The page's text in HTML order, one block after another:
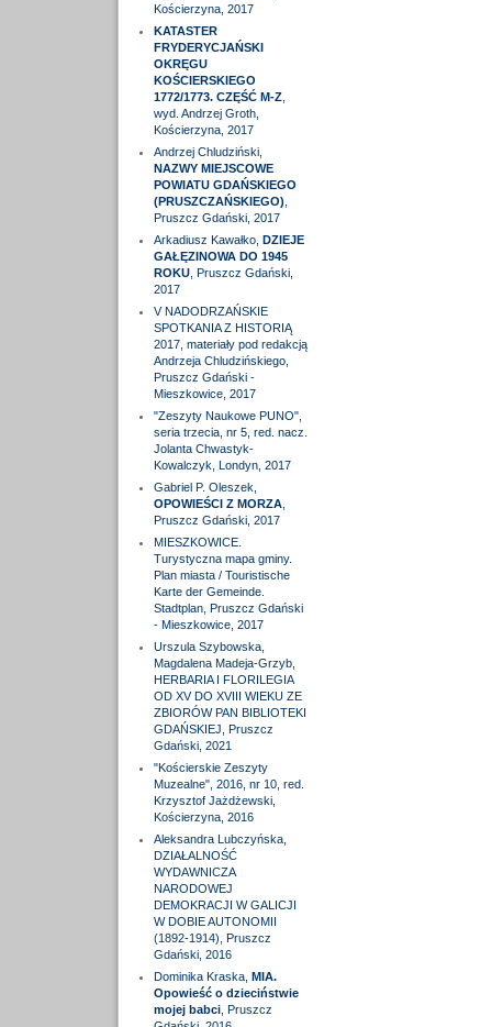
Kościerzyna, 2017
KATASTER
FRYDERYCJAŃSKI
OKRĘGU
KOŚCIERSKIEGO
1772/1773. CZĘŚĆ M-Z,
wyd. Andrzej Groth,
Kościerzyna, 2017
Andrzej Chludziński,
NAZWY MIEJSCOWE
POWIATU GDAŃSKIEGO
(PRUSZCZAŃSKIEGO)
Pruszcz Gdański, 2017
Arkadiusz Kawałko, DZIEJE
GAŁĘZINOWA DO 1945
ROKU, Pruszcz Gdański,
2017
V NADODRZAŃSKIE
SPOTKANIA Z HISTORIĄ
2017, materiały pod redakcją
Andrzeja Chludzińskiego,
Pruszcz Gdański -
Mieszkowice, 2017
"Zeszyty Naukowe PUNO",
seria trzecia, nr 5, red. nacz.
Jolanta Chwastyk-
Kowalczyk, Londyn, 2017
Gabriel P. Oleszek,
OPOWIEŚCI Z MORZA,
Pruszcz Gdański, 2017
MIESZKOWICE.
Turystyczna mapa gminy.
Plan miasta / Touristische
Karte der Gemeinde.
Stadtplan, Pruszcz Gdański
- Mieszkowice, 2017
Urszula Szybowska,
Magdalena Madeja-Grzyb,
HERBARIA I FLORILEGIA
OD XV DO XVIII WIEKU ZE
ZBIORÓW PAN BIBLIOTEKI
GDAŃSKIEJ, Pruszcz
Gdański, 2021
"Kościerskie Zeszyty
Muzealne", 2016, nr 10, red.
Krzysztof Jażdżewski,
Kościerzyna, 2016
Aleksandra Lubczyńska,
DZIAŁALNOŚĆ
WYDAWNICZA
NARODOWEJ
DEMOKRACJI W GALICJI
W DOBIE AUTONOMII
(1892-1914), Pruszcz
Gdański, 2016
Dominika Kraska, MIA.
Opowieść o dzieciństwie
mojej babci, Pruszcz